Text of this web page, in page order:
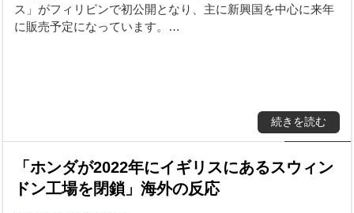
ス」がフィリピンで初公開となり、主に新興国を中心に来年
に販売予定になっています。…
続きを読む
「ホンダが2022年にイギリスにあるスウィン
ドン工場を閉鎖」海外の反応